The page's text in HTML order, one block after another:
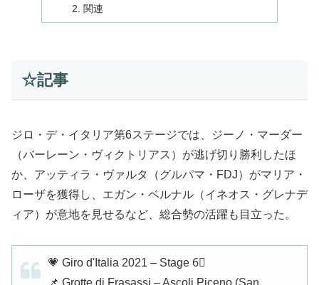
関連
☆記事
ジロ・デ・イタリア第6ステージでは、ジーノ・マーダー
（バーレーン・ヴィクトリアス）が逃げ切り勝利したほ
か、アッティラ・ヴァルタ（グルパマ・FDJ）がマリア・
ローザを獲得し、エガン・ベルナル（イネオス・グレナデ
ィア）が意地を見せるなど、総合勢の活躍も目立った。
💗 Giro d'Italia 2021 – Stage 6⃣
📌 Grotte di Frasassi – Ascoli Piceno (San